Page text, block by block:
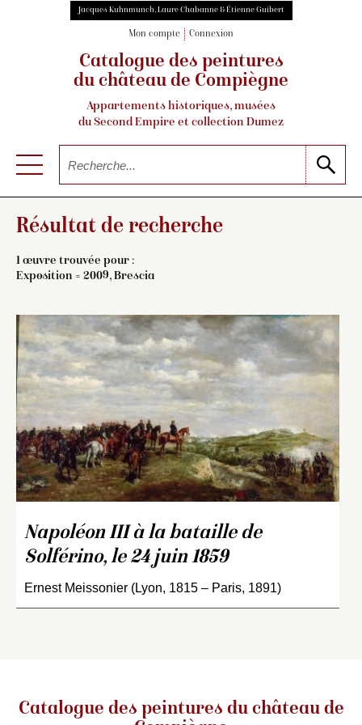
Jacques Kuhnmunch, Laure Chabanne & Étienne Guibert
Mon compte Connexion
Catalogue des peintures
du château de Compiègne
Appartements historiques, musées
du Second Empire et collection Dumez
Résultat de recherche
1 œuvre trouvée pour :
Exposition = 2009, Brescia
Napoléon III à la bataille de
Solférino, le 24 juin 1859
Ernest Meissonier (Lyon, 1815 – Paris, 1891)
Catalogue des peintures du château de